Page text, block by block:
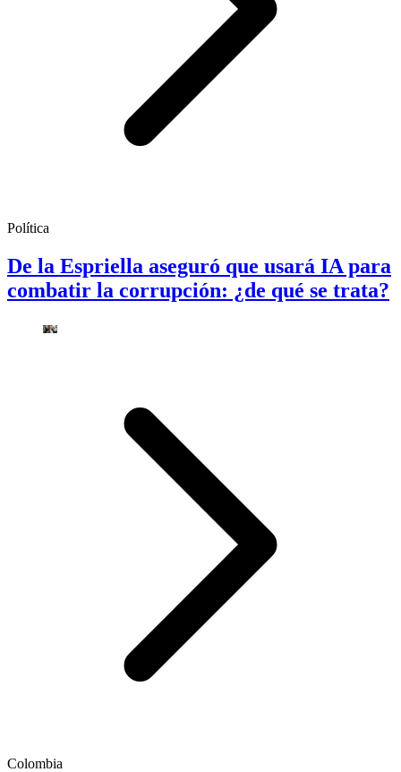
Política
De la Espriella aseguró que usará IA para
combatir la corrupción: ¿de qué se trata?
Colombia